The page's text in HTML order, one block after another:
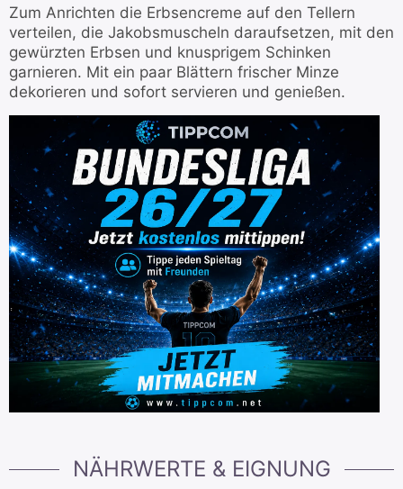
Zum Anrichten die Erbsencreme auf den Tellern
verteilen, die Jakobsmuscheln daraufsetzen, mit den
gewürzten Erbsen und knusprigem Schinken
garnieren. Mit ein paar Blättern frischer Minze
dekorieren und sofort servieren und genießen.
NÄHRWERTE & EIGNUNG